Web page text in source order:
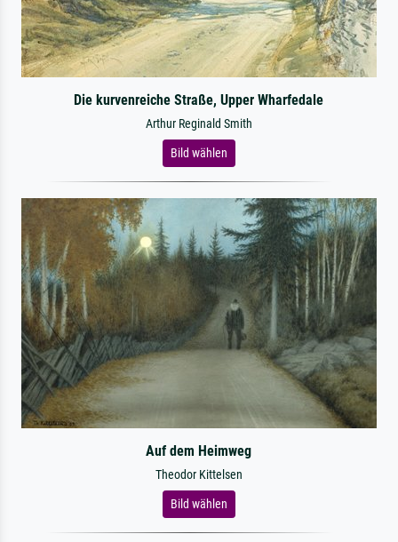
Die kurvenreiche Straße, Upper Wharfedale
Arthur Reginald Smith
Bild wählen
Auf dem Heimweg
Theodor Kittelsen
Bild wählen